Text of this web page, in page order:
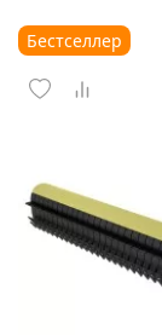
Бестселлер